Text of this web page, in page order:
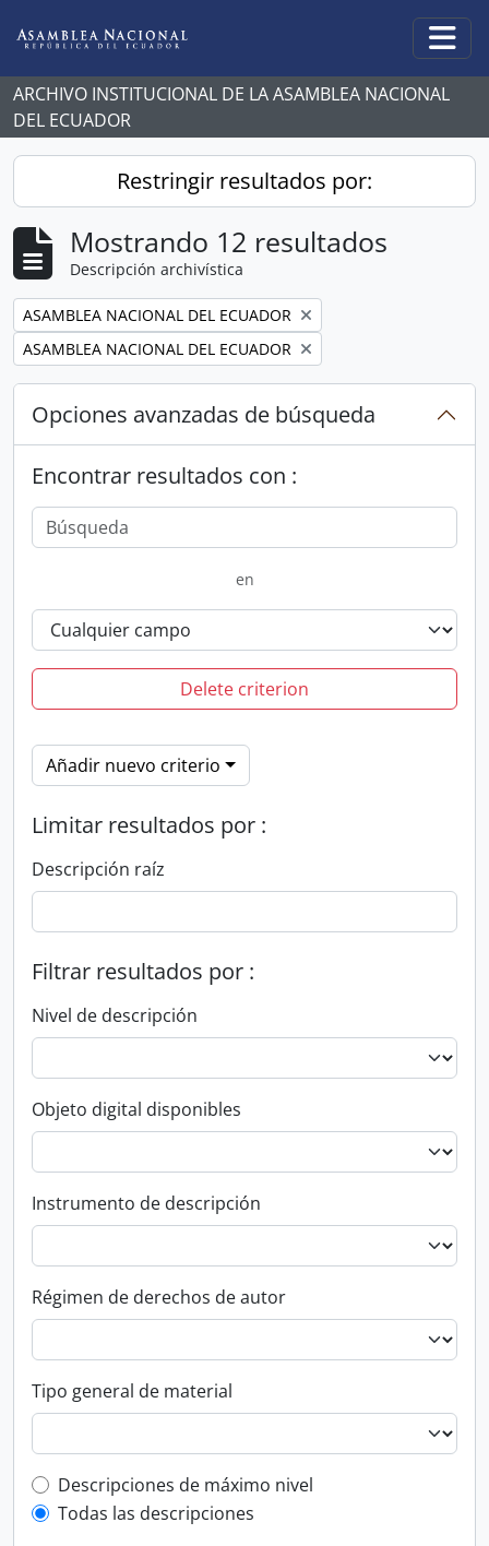
ARCHIVO INSTITUCIONAL DE LA ASAMBLEA NACIONAL
DEL ECUADOR
Restringir resultados por:
Mostrando 12 resultados
Descripción archivística
Remove filter:
ASAMBLEA NACIONAL DEL ECUADOR
Remove filter:
ASAMBLEA NACIONAL DEL ECUADOR
Opciones avanzadas de búsqueda
Encontrar resultados con :
en
Delete criterion
Añadir nuevo criterio
Limitar resultados por :
Descripción raíz
Filtrar resultados por :
Nivel de descripción
Objeto digital disponibles
Instrumento de descripción
Régimen de derechos de autor
Tipo general de material
Top-level description filter
Descripciones de máximo nivel
Todas las descripciones